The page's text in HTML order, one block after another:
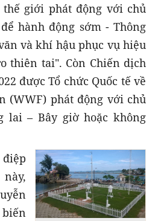
giới phát động với chủ
hành động sớm - Thông
và khí hậu phục vụ hiệu
thiên tai". Còn Chiến dịch
được Tổ chức Quốc tế về
(WWF) phát động với chủ
lai – Bây giờ hoặc không